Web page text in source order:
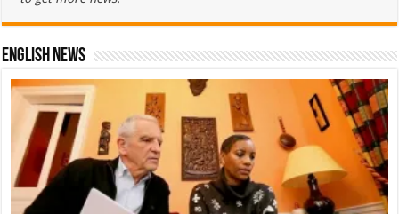
English News